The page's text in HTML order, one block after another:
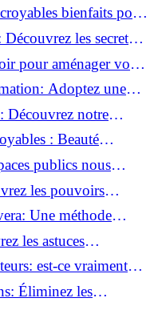
bienfaits pour
les secrets
pour aménager votre
Adoptez une
Découvrez notre
: Beauté
!
publics nous
surprenantes!
les pouvoirs
Une méthode
les astuces
parfait!est-ce vraiment
Éliminez les